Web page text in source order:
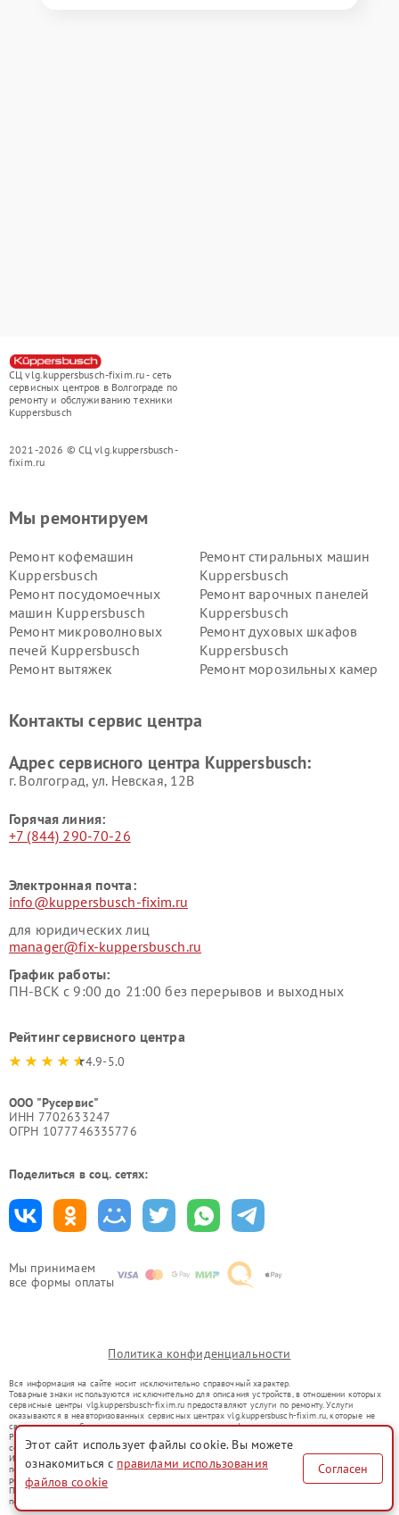
СЦ vlg.kuppersbusch-fixim.ru - сеть
сервисных центров в Волгограде по
ремонту и обслуживанию техники
Kuppersbusch
2021-2026 © СЦ vlg.kuppersbusch-
fixim.ru
Мы принимаем
все формы оплаты
Мы ремонтируем
Ремонт кофемашин
Kuppersbusch
Ремонт стиральных машин
Kuppersbusch
Ремонт посудомоечных
машин Kuppersbusch
Ремонт варочных панелей
Kuppersbusch
Ремонт микроволновых
печей Kuppersbusch
Ремонт духовых шкафов
Kuppersbusch
Ремонт вытяжек
Ремонт морозильных камер
Kuppersbusch
вакуумных упаковщиков
Ремонт сушильных машин Kuppersbusch
Контакты сервис центра
Адрес сервисного центра Kuppersbusch:
г. Волгоград, ул. Невская, 12В
Горячая линия:
+7 (844) 290-70-26
Электронная почта:
info@kuppersbusch-fixim.ru
для юридических лиц
manager@fix-kuppersbusch.ru
График работы:
ПН-ВСК с 9:00 до 21:00 без перерывов и выходных
Рейтинг сервисного центра
4.9-5.0
ООО "Русервис"
ИНН 7702633247
ОГРН 1077746335776
Поделиться в соц. сетях:
Политика конфиденциальности
Вся информация на сайте носит исключительно справочный характер.
Товарные знаки используются исключительно для описания устройств, в отношении которых
сервисные центры vlg.kuppersbusch-fixim.ru предоставляют услуги по ремонту. Услуги
оказываются в неавторизованных сервисных центрах vlg.kuppersbusch-fixim.ru, которые не
связаны с правообладателями товарных знаков или их официальными представителями.
Ремонт осуществляется для устройств, уже введенных в гражданский оборот в соответствии
со статьей 1487 ГК РФ.
Использование товарных знаков не преследует цели индивидуализации услуг или введения
потребителей в заблуждение, а служит для информирования о предоставляемых услугах по
ремонту техники указанных брендов.
Представленная на сайте информация не является публичной офертой, определяемой
положениями Статьи 437(2) Гражданского кодекса РФ
Этот сайт использует файлы cookie. Вы можете
ознакомиться с правилами использования
файлов cookie
Согласен